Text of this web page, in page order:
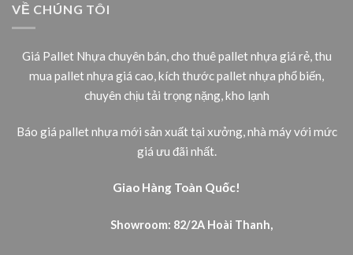
VỀ CHÚNG TÔI
Giá Pallet Nhựa chuyên bán, cho thuê pallet nhựa giá rẻ, thu
mua pallet nhựa giá cao, kích thước pallet nhựa phổ biến,
chuyên chịu tải trọng nặng, kho lạnh
Báo giá pallet nhựa mới sản xuất tại xưởng, nhà máy với mức
giá ưu đãi nhất.
Giao Hàng Toàn Quốc!
Showroom: 82/2A Hoài Thanh,